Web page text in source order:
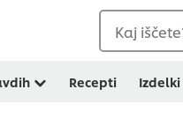
Kaj
Recepti Izdelki